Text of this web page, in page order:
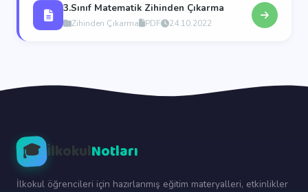
3.Sınıf Matematik Zihinden Çıkarma
Zihinden Çıkarma PDF 24.10.2022
🎓 İlkokulNotları
İlkokul öğrencileri için hazırlanmış eğitim materyalleri, etkinlikler